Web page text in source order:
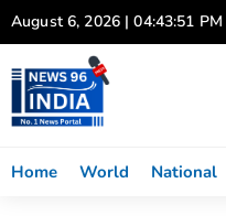
Skip
to
content
August 6, 2026 | 04:43:51 PM
Home World National